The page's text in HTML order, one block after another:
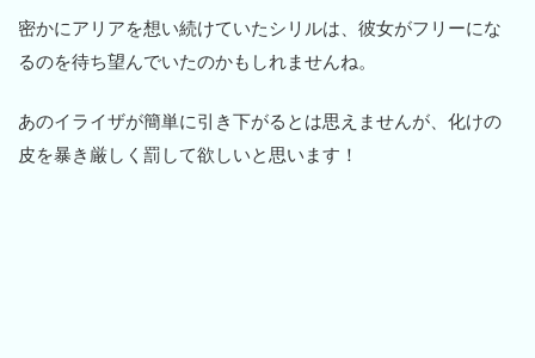
密かにアリアを想い続けていたシリルは、彼女がフリーにな
るのを待ち望んでいたのかもしれませんね。
あのイライザが簡単に引き下がるとは思えませんが、化けの
皮を暴き厳しく罰して欲しいと思います！